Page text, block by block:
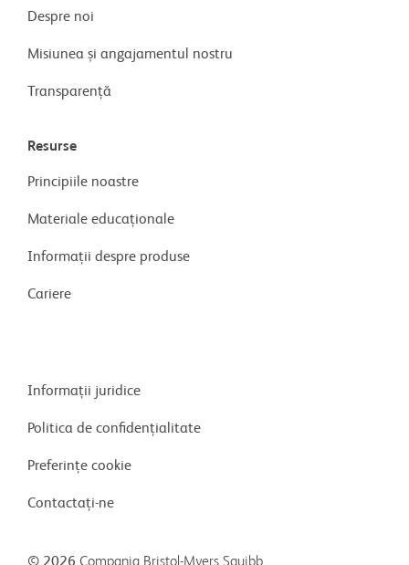
Despre noi
Misiunea și angajamentul nostru
Transparență
Resurse
Principiile noastre
Materiale educaționale
Informații despre produse
Cariere
Informații juridice
Politica de confidențialitate
Preferințe cookie
Contactați-ne